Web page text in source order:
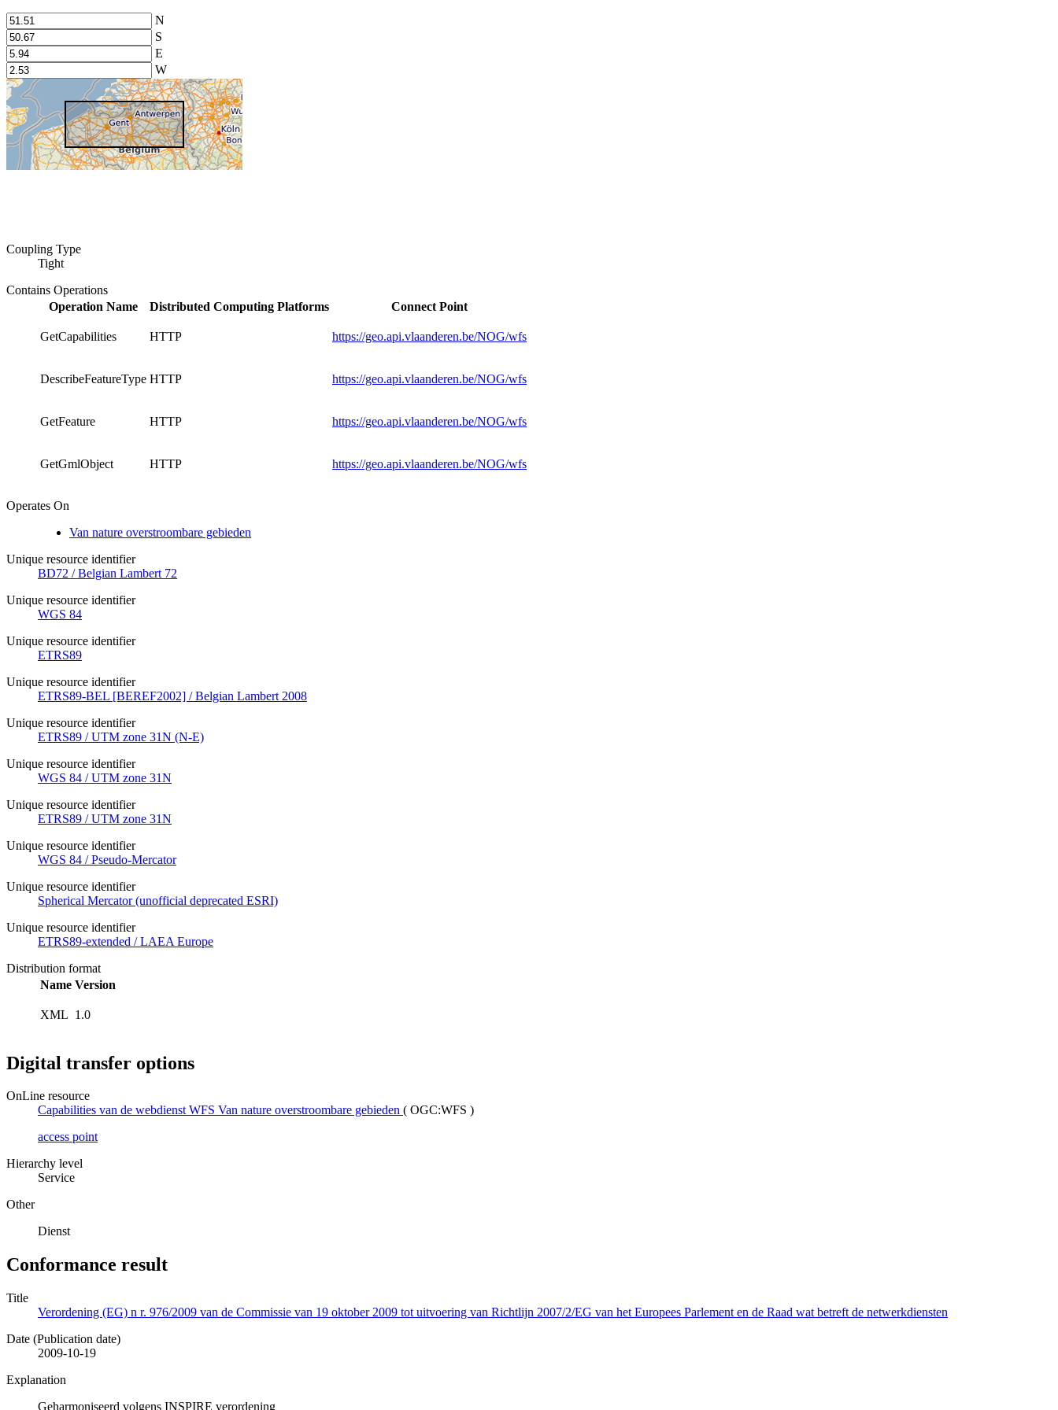
N
S
E
W
Coupling Type
Tight
Contains Operations
Operation Name
Distributed Computing Platforms Connect Point
GetCapabilities HTTP https://geo.api.vlaanderen.be/NOG/wfs
DescribeFeatureType HTTP https://geo.api.vlaanderen.be/NOG/wfs
GetFeature HTTP https://geo.api.vlaanderen.be/NOG/wfs
GetGmlObject HTTP https://geo.api.vlaanderen.be/NOG/wfs
Operates On
Van nature overstroombare gebieden
Unique resource identifier
BD72 / Belgian Lambert 72
Unique resource identifier
WGS 84
Unique resource identifier
ETRS89
Unique resource identifier
ETRS89-BEL [BEREF2002] / Belgian Lambert 2008
Unique resource identifier
ETRS89 / UTM zone 31N (N-E)
Unique resource identifier
WGS 84 / UTM zone 31N
Unique resource identifier
ETRS89 / UTM zone 31N
Unique resource identifier
WGS 84 / Pseudo-Mercator
Unique resource identifier
Spherical Mercator (unofficial deprecated ESRI)
Unique resource identifier
ETRS89-extended / LAEA Europe
Distribution format
Name Version
XML 1.0
Digital transfer options
OnLine resource
Capabilities van de webdienst WFS Van nature overstroombare gebieden ( OGC:WFS )
access point
Hierarchy level
Service
Other
Dienst
Conformance result
Title
Verordening (EG) n r. 976/2009 van de Commissie van 19 oktober 2009 tot uitvoering van Richtlijn 2007/2/EG van het Europees Parlement en de Raad wat betreft de netwerkdiensten
Date (Publication date)
2009-10-19
Explanation
Geharmoniseerd volgens INSPIRE verordening